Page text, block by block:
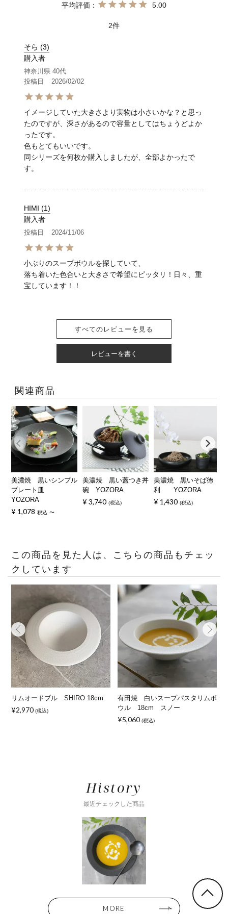
5.00
2
そら
3
購入者
神奈川県 40代
投稿日
2026/02/02
イメージしていた大きさより実物は小さいかな？と思っ
たのですが、深さがあるので容量としてはちょうどよか
ったです。
色もとてもいいです。
同シリーズを何枚か購入しましたが、全部よかったで
す。
HIMI 1
購入者
投稿日 2024/11/06
小ぶりのスープボウルを探していて、
落ち着いた色合いと大きさで希望にピッタリ！日々、重
宝しています！！
すべてのレビューを見る
レビューを書く
関連商品
美濃焼 黒いシンプル
プレート皿
YOZORA
¥ 1,078 税込 〜
美濃焼 黒い蓋つき丼
碗 YOZORA
¥ 3,740 税込
美濃焼 黒いそば徳
利 YOZORA
¥ 1,430 税込
この商品を見た人は、こちらの商品もチェッ
クしています
リムオードブル SHIRO 18cm
¥2,970 (税込)
有田焼 白いスープパスタリムボ
ウル 18cm スノー
¥5,060 (税込)
History
最近チェックした商品
MORE